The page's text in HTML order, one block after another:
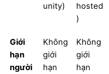
unity)
hosted
)
Giới
hạn
người
Không
giới
hạn
Không
giới
hạn